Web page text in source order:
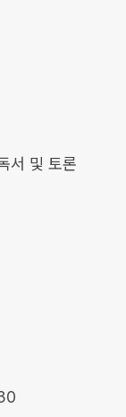
서 및 토론